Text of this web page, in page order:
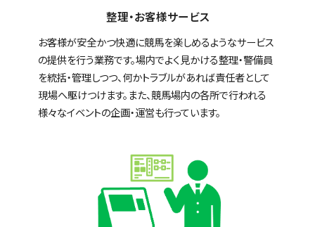
整理・お客様サービス
お客様が安全かつ快適に競馬を楽しめるようなサービス
の提供を行う業務です。場内でよく見かける整理・警備員
を統括・管理しつつ、何かトラブルがあれば責任者として
現場へ駆けつけます。また、競馬場内の各所で行われる
様々なイベントの企画・運営も行っています。